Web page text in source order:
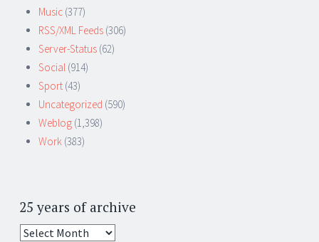
Music (377)
RSS/XML Feeds (306)
Server-Status (62)
Social (914)
Sport (43)
Uncategorized (590)
Weblog (1,398)
Work (383)
25 years of archive
25